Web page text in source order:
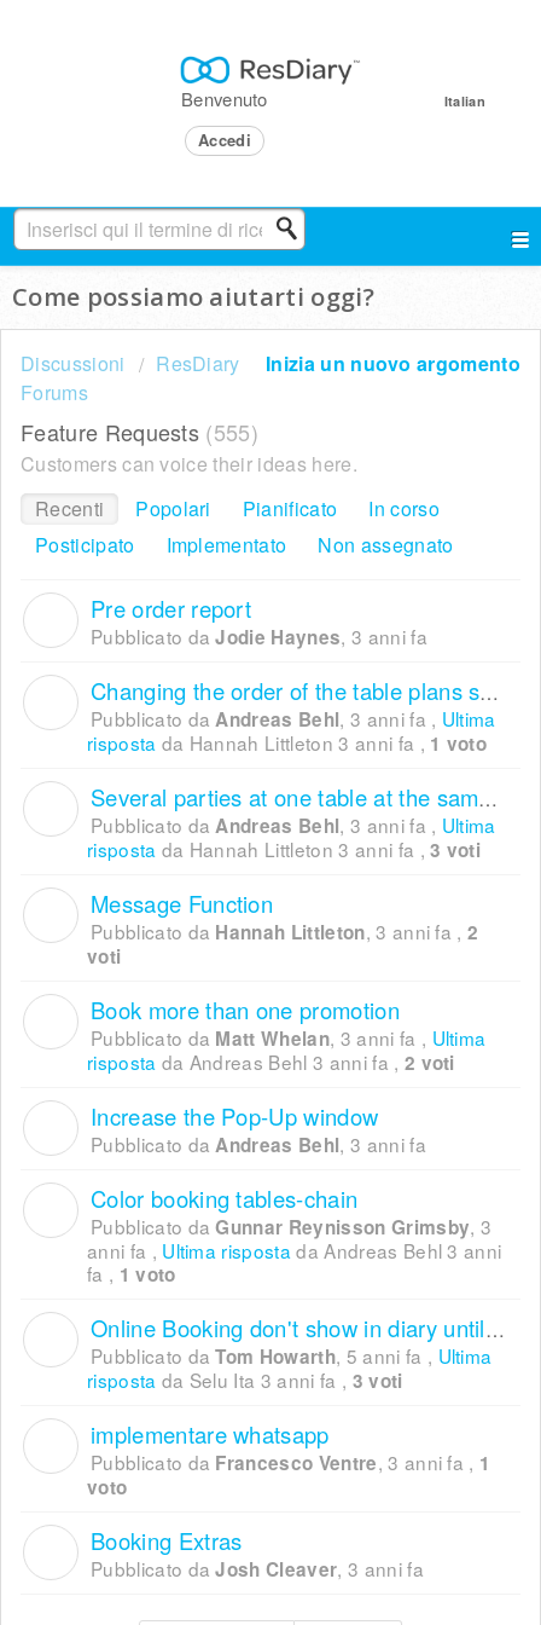
Italian
Benvenuto
Accedi
Come possiamo aiutarti oggi?
Inizia un nuovo argomento
Discussioni
ResDiary
Forums
Feature Requests 555
Customers can voice their ideas here.
Recenti
Popolari Pianificato
In corso
Posticipato
Implementato Non assegnato
Pre order report
Pubblicato daJodie Haynes, 3 anni fa
Changing the order of the table plans subsequently
Pubblicato da Andreas Behl, 3 anni fa , Ultima
risposta da Hannah Littleton3 anni fa , 1 voto
Several parties at one table at the same time
Pubblicato da Andreas Behl, 3 anni fa , Ultima
risposta da Hannah Littleton3 anni fa ,3 voti
Message Function
Pubblicato da Hannah Littleton,3 anni fa ,2
voti
Book more than one promotion
Pubblicato da Matt Whelan, 3 anni fa , Ultima
risposta da Andreas Behl3 anni fa , 2 voti
Increase the Pop-Up window
Pubblicato da Andreas Behl, 3 anni fa
Color booking tables-chain
Pubblicato daGunnar Reynisson Grimsby, 3
anni fa , Ultima risposta da Andreas Behl3 anni
fa , 1 voto
Online Booking don't show in diary until you refresh....???
Pubblicato daTom Howarth, 5 anni fa , Ultima
risposta da Selu Ita 3 anni fa , 3 voti
implementare whatsapp
Pubblicato da Francesco Ventre,3 anni fa , 1
voto
Booking Extras
Pubblicato daJosh Cleaver, 3 anni fa